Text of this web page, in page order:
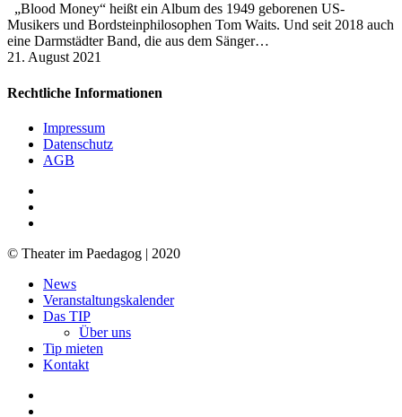
„Blood Money“ heißt ein Album des 1949 geborenen US-
Musikers und Bordsteinphilosophen Tom Waits. Und seit 2018 auch
eine Darmstädter Band, die aus dem Sänger…
21. August 2021
Rechtliche Informationen
Impressum
Datenschutz
AGB
© Theater im Paedagog | 2020
Close
Menu
News
Veranstaltungskalender
Das TIP
Über uns
Tip mieten
Kontakt